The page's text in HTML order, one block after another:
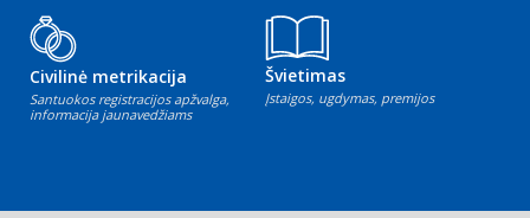
Civilinė metrikacija
Santuokos registracijos apžvalga,
informacija jaunavedžiams
Švietimas
Įstaigos, ugdymas, premijos